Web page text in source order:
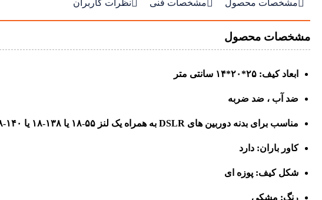
مشخصات محصول مشخصات فنی نظرات کاربران
مشخصات محصول
ابعاد کیف: ۲۵*۲۰*۱۴ سانتی متر
ضد آب ، ضد ضربه
مناسب برای بدنه دوربین های DSLR به همراه یک لنز ۵۵-۱۸ یا ۱۳۸-۱۸ یا ۱۴۰-۱۸
کاور باران: دارد
شکل کیف: پوزه ای
رنگ: مشکی